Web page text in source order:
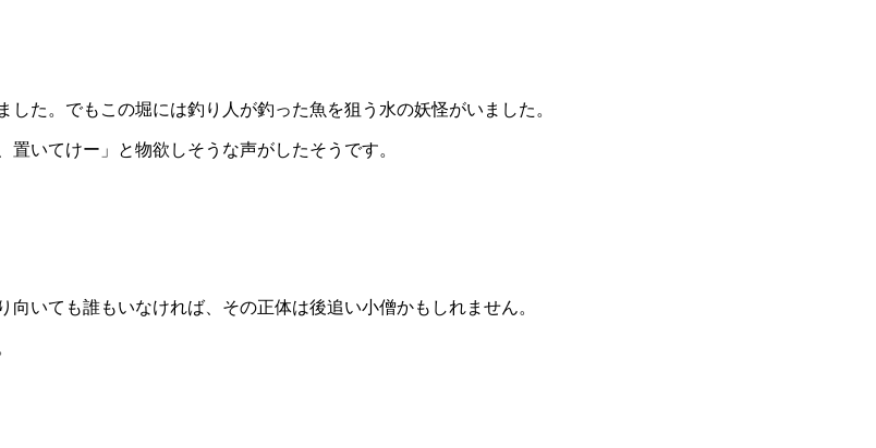
た。でもこの堀には釣り人が釣った魚を狙う水の妖怪がいました。
いてけー」と物欲しそうな声がしたそうです。
いても誰もいなければ、その正体は後追い小僧かもしれません。